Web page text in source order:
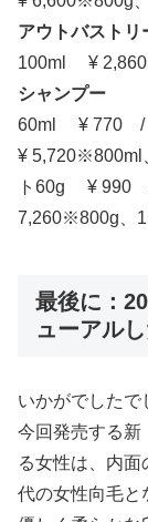
アウトバストリ
100ml ¥
シャンプー
60ml ¥ 770
¥ 5,720※800ml
ト60g ¥
7,260※800g、
最後に：
ューアル
いかがでしたで
今回発売する新
る女性は、内面
代の女性向毛と